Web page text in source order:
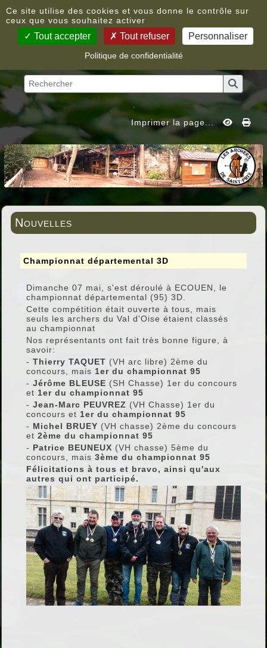
Accueil
Imprimer la page...
Nouvelles
Championnat départemental 3D
Dimanche 07 mai, s'est déroulé à ECOUEN, le
championnat départemental (95) 3D.
Cette compétition était ouverte à tous, mais
seuls les archers du Val d'Oise étaient classés
au championnat
Nos représentants ont fait très bonne figure, à
savoir:
- Thierry TAQUET (VH arc libre) 2ème du
concours, mais 1er du championnat 95
- Jérôme BLEUSE (SH Chasse) 1er du concours
et 1er du championnat 95
- Jean-Marc PEUVREZ (VH Chasse) 1er du
concours et 1er du championnat 95
- Michel BRUEY (VH chasse) 2ème du concours
et 2ème du championnat 95
- Patrice BEUNEUX (VH chasse) 5ème du
concours, mais 3ème du championnat 95
Félicitations à tous et bravo, ainsi qu'aux
autres qui ont participé.
Ce site utilise des cookies et vous donne le contrôle sur
ceux que vous souhaitez activer
Tout accepter Tout refuser Personnaliser
Politique de confidentialité